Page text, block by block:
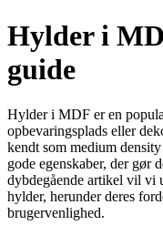
Hylder i
guide
Hylder i MDF er en
opbevaringsplads eller
kendt som medium
gode egenskaber, der gør
dybdegående artikel vil vi
hylder, herunder deres
brugervenlighed.